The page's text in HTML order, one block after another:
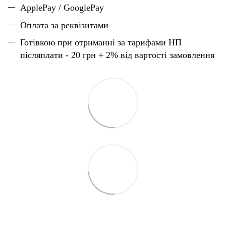
ApplePay / GooglePay
Оплата за реквізитами
Готівкою при отриманні за тарифами НП
післяплати - 20 грн + 2% від вартості замовлення